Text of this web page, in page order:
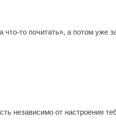
то почитать», а потом уже
независимо от настроения